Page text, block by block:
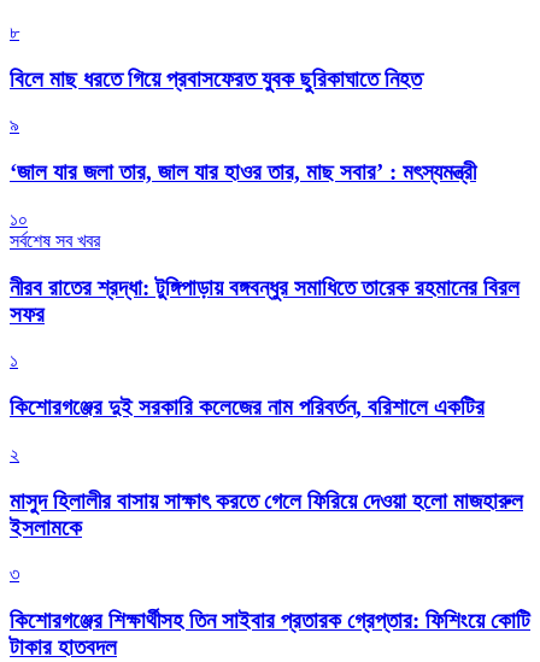
৮
বিলে মাছ ধরতে গিয়ে প্রবাসফেরত যুবক ছুরিকাঘাতে নিহত
৯
‘জাল যার জলা তার, জাল যার হাওর তার, মাছ সবার’ : মৎস্যমন্ত্রী
১০
সর্বশেষ সব খবর
নীরব রাতের শ্রদ্ধা: টুঙ্গিপাড়ায় বঙ্গবন্ধুর সমাধিতে তারেক রহমানের বিরল
সফর
১
কিশোরগঞ্জের দুই সরকারি কলেজের নাম পরিবর্তন, বরিশালে একটির
২
মাসুদ হিলালীর বাসায় সাক্ষাৎ করতে গেলে ফিরিয়ে দেওয়া হলো মাজহারুল
ইসলামকে
৩
কিশোরগঞ্জের শিক্ষার্থীসহ তিন সাইবার প্রতারক গ্রেপ্তার: ফিশিংয়ে কোটি
টাকার হাতবদল